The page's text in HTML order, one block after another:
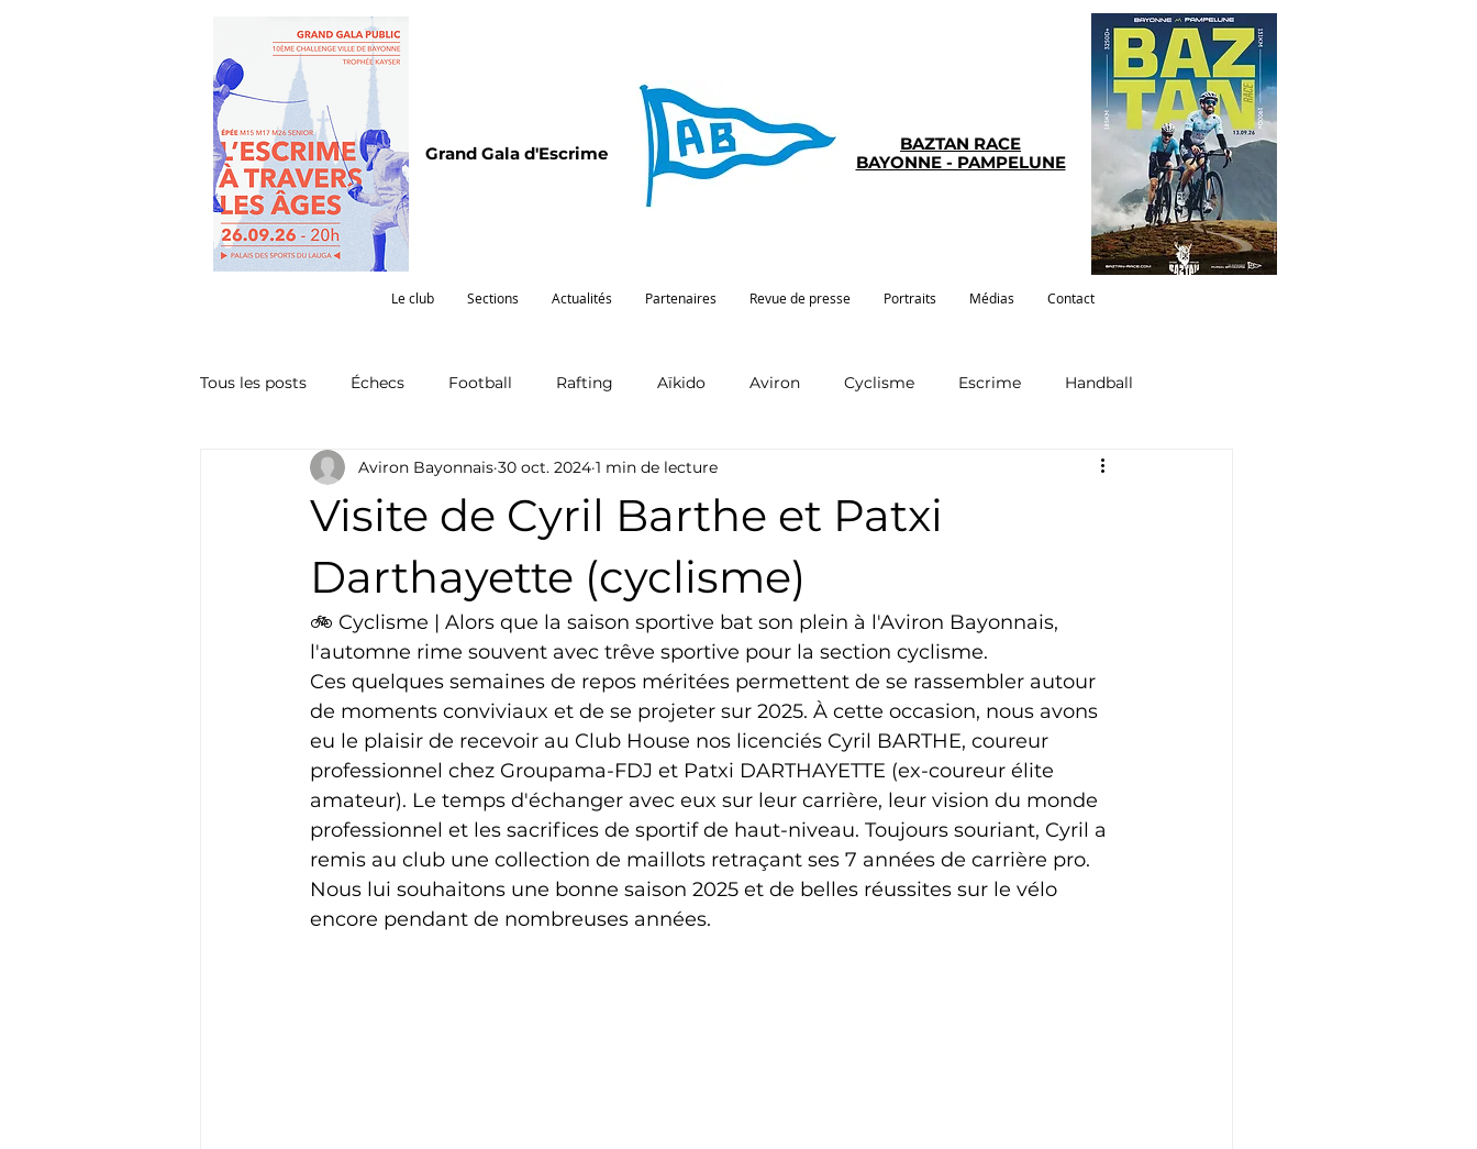
Grand Gala d'Escrime
BAZTAN RACE
BAYONNE - PAMPELUNE
Le club Sections Actualités Partenaires Revue de presse Portraits Médias Contact
Tous les posts Échecs Football Rafting Aïkido Aviron Cyclisme Escrime Handball
Omnisports Partenariat Pelote Pentathlon
Natation Triathlon Revue de presse
Cyclotourisme Surf Basket Partenariat
Visite de Cyril Barthe et Patxi
Darthayette (cyclisme)
Aviron Bayonnais 30 oct. 2024 1 min de lecture
🚲 Cyclisme | Alors que la saison sportive bat son plein à l'Aviron Bayonnais,
l'automne rime souvent avec trêve sportive pour la section cyclisme.
Ces quelques semaines de repos méritées permettent de se rassembler autour
de moments conviviaux et de se projeter sur 2025. À cette occasion, nous avons
eu le plaisir de recevoir au Club House nos licenciés Cyril BARTHE, coureur
professionnel chez Groupama-FDJ et Patxi DARTHAYETTE (ex-coureur élite
amateur). Le temps d'échanger avec eux sur leur carrière, leur vision du monde
professionnel et les sacrifices de sportif de haut-niveau. Toujours souriant, Cyril a
remis au club une collection de maillots retraçant ses 7 années de carrière pro.
Nous lui souhaitons une bonne saison 2025 et de belles réussites sur le vélo
encore pendant de nombreuses années.